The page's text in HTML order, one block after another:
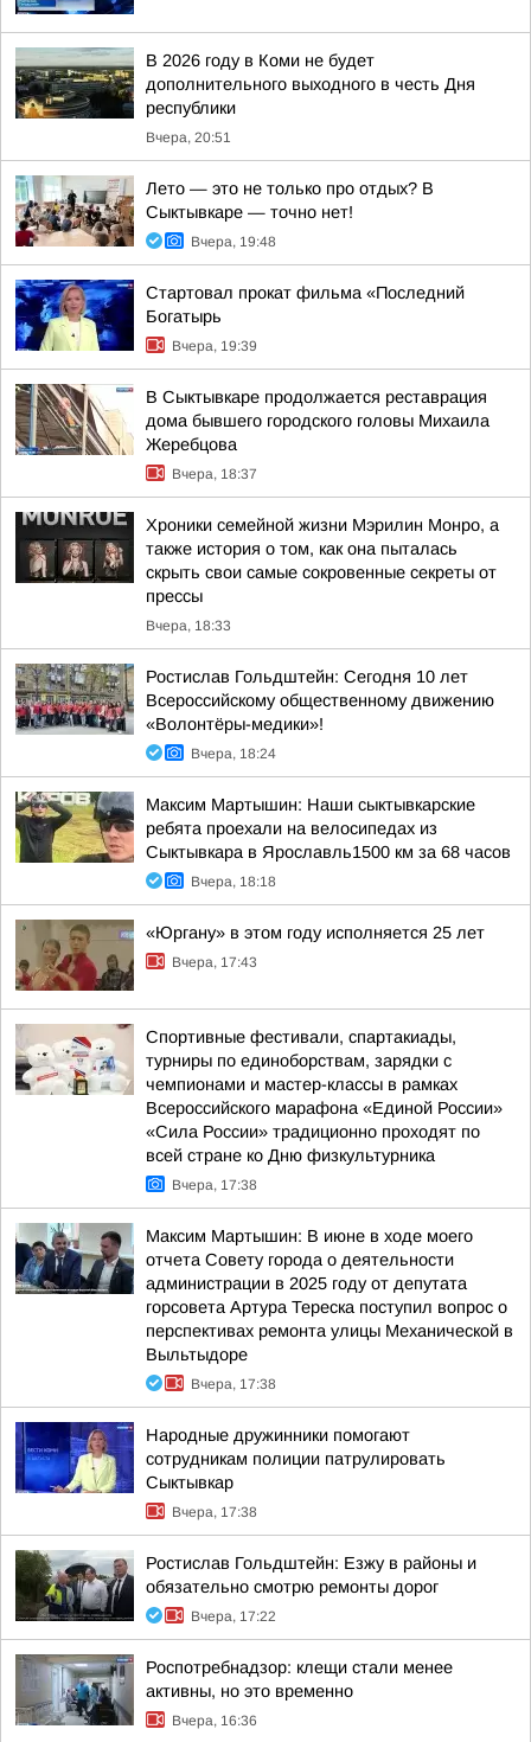
В 2026 году в Коми не будет
дополнительного выходного в честь Дня
республики
Вчера, 20:51
Лето — это не только про отдых? В
Сыктывкаре — точно нет!
Вчера, 19:48
Стартовал прокат фильма «Последний
Богатырь
Вчера, 19:39
В Сыктывкаре продолжается реставрация
дома бывшего городского головы Михаила
Жеребцова
Вчера, 18:37
Хроники семейной жизни Мэрилин Монро, а
также история о том, как она пыталась
скрыть свои самые сокровенные секреты от
прессы
Вчера, 18:33
Ростислав Гольдштейн: Сегодня 10 лет
Всероссийскому общественному движению
«Волонтёры-медики»!
Вчера, 18:24
Максим Мартышин: Наши сыктывкарские
ребята проехали на велосипедах из
Сыктывкара в Ярославль1500 км за 68 часов
Вчера, 18:18
«Юргану» в этом году исполняется 25 лет
Вчера, 17:43
Спортивные фестивали, спартакиады,
турниры по единоборствам, зарядки с
чемпионами и мастер-классы в рамках
Всероссийского марафона «Единой России»
«Сила России» традиционно проходят по
всей стране ко Дню физкультурника
Вчера, 17:38
Максим Мартышин: В июне в ходе моего
отчета Совету города о деятельности
администрации в 2025 году от депутата
горсовета Артура Тереска поступил вопрос о
перспективах ремонта улицы Механической в
Выльтыдоре
Вчера, 17:38
Народные дружинники помогают
сотрудникам полиции патрулировать
Сыктывкар
Вчера, 17:38
Ростислав Гольдштейн: Езжу в районы и
обязательно смотрю ремонты дорог
Вчера, 17:22
Роспотребнадзор: клещи стали менее
активны, но это временно
Вчера, 16:36